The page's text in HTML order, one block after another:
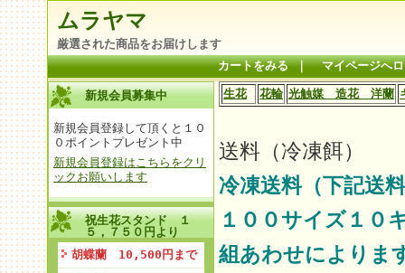
ムラヤマ
厳選された商品をお届けします
カートをみる｜ マイページへ
新規会員募集中
新規会員登録して頂くと１０
０ポイントプレゼント中
新規会員登録はこちらをクリ
ックお願いします
祝生花スタンド １
５，７５０円より
胡蝶蘭 10,500円まで
生花 花輪 光触媒 造花 洋蘭
送料（冷凍餌）
冷凍送料（下記送
１００サイズ１０
組あわせによりま